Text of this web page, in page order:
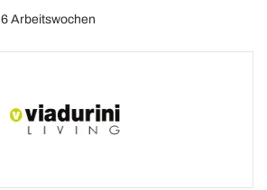
6 Arbeitswochen